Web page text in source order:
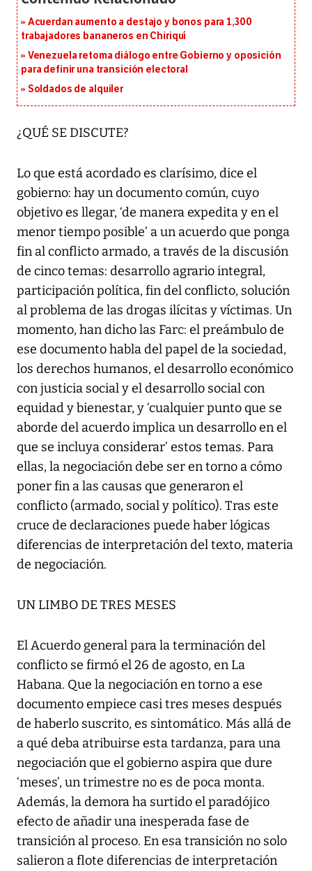
Acuerdan aumento a destajo y bonos para 1,300
trabajadores bananeros en Chiriquí
Venezuela retoma diálogo entre Gobierno y oposición
para definir una transición electoral
Soldados de alquiler
¿QUÉ SE DISCUTE?
Lo que está acordado es clarísimo, dice el
gobierno: hay un documento común, cuyo
objetivo es llegar, ‘de manera expedita y en el
menor tiempo posible’ a un acuerdo que ponga
fin al conflicto armado, a través de la discusión
de cinco temas: desarrollo agrario integral,
participación política, fin del conflicto, solución
al problema de las drogas ilícitas y víctimas. Un
momento, han dicho las Farc: el preámbulo de
ese documento habla del papel de la sociedad,
los derechos humanos, el desarrollo económico
con justicia social y el desarrollo social con
equidad y bienestar, y ‘cualquier punto que se
aborde del acuerdo implica un desarrollo en el
que se incluya considerar’ estos temas. Para
ellas, la negociación debe ser en torno a cómo
poner fin a las causas que generaron el
conflicto (armado, social y político). Tras este
cruce de declaraciones puede haber lógicas
diferencias de interpretación del texto, materia
de negociación.
UN LIMBO DE TRES MESES
El Acuerdo general para la terminación del
conflicto se firmó el 26 de agosto, en La
Habana. Que la negociación en torno a ese
documento empiece casi tres meses después
de haberlo suscrito, es sintomático. Más allá de
a qué deba atribuirse esta tardanza, para una
negociación que el gobierno aspira que dure
‘meses’, un trimestre no es de poca monta.
Además, la demora ha surtido el paradójico
efecto de añadir una inesperada fase de
transición al proceso. En esa transición no solo
salieron a flote diferencias de interpretación